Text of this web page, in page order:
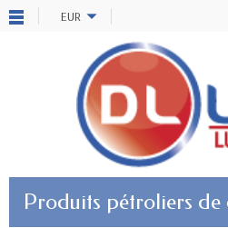
EUR
Produits pétroliers de